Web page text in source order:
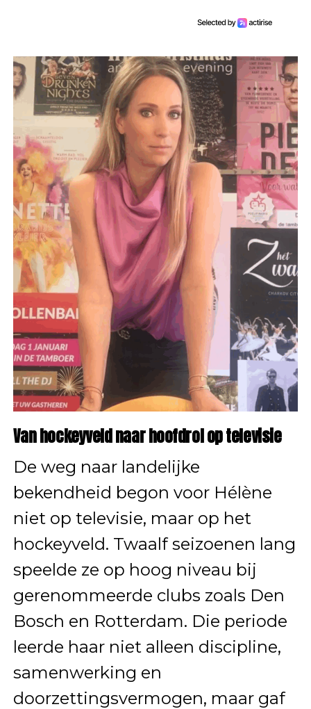
Van hockeyveld naar hoofdrol op televisie
De weg naar landelijke
bekendheid begon voor Hélène
niet op televisie, maar op het
hockeyveld. Twaalf seizoenen lang
speelde ze op hoog niveau bij
gerenommeerde clubs zoals Den
Bosch en Rotterdam. Die periode
leerde haar niet alleen discipline,
samenwerking en
doorzettingsvermogen, maar gaf